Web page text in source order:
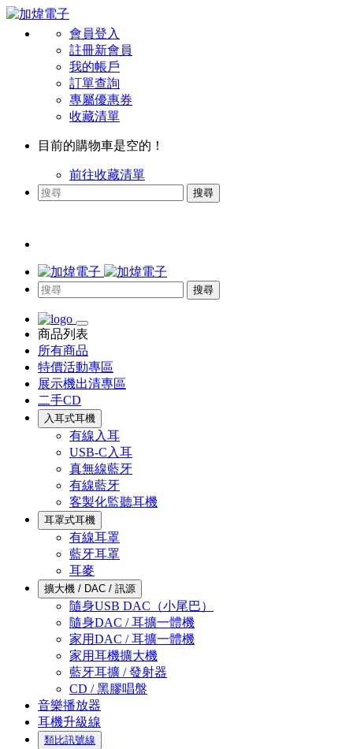
會員登入
註冊新會員
我的帳戶
訂單查詢
專屬優惠券
收藏清單
目前的購物車是空的！
前往收藏清單
搜尋
搜尋
商品列表
所有商品
特價活動專區
展示機出清專區
二手CD
入耳式耳機
有線入耳
USB-C入耳
真無線藍牙
有線藍牙
客製化監聽耳機
耳罩式耳機
有線耳罩
藍牙耳罩
耳麥
擴大機 / DAC / 訊源
隨身USB DAC（小尾巴）
隨身DAC / 耳擴一體機
家用DAC / 耳擴一體機
家用耳機擴大機
藍牙耳擴 / 發射器
CD / 黑膠唱盤
音樂播放器
耳機升級線
類比訊號線